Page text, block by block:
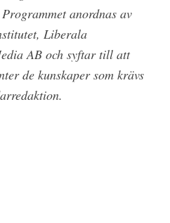
anordnas av
Liberala
AB och syftar till att
de kunskaper som krävs